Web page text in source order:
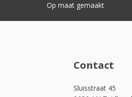
Snelle levering
Contact
Sluisstraat 45